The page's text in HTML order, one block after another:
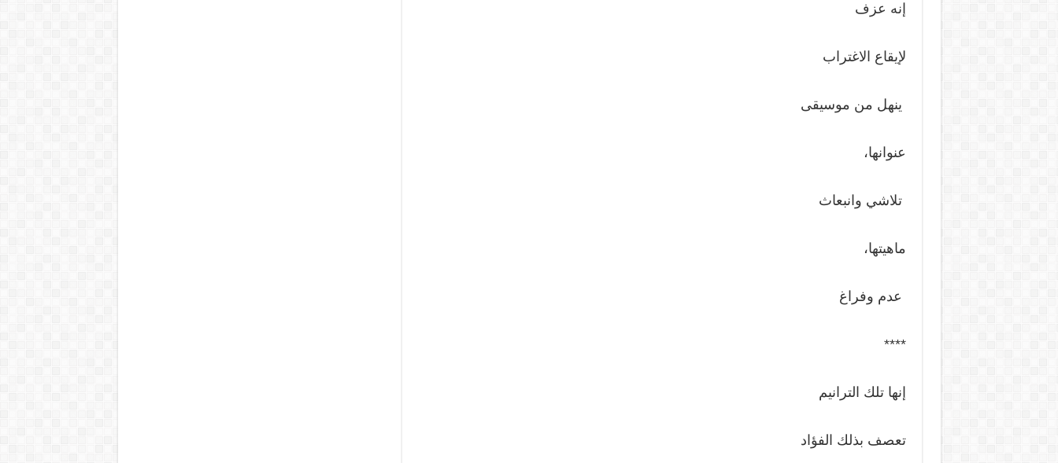
إنه عزف
لإيقاع الاغتراب
ينهل من موسيقى
عنوانها،
تلاشي وانبعاث
ماهيتها،
عدم وفراغ
****
إنها تلك الترانيم
تعصف بذلك الفؤاد